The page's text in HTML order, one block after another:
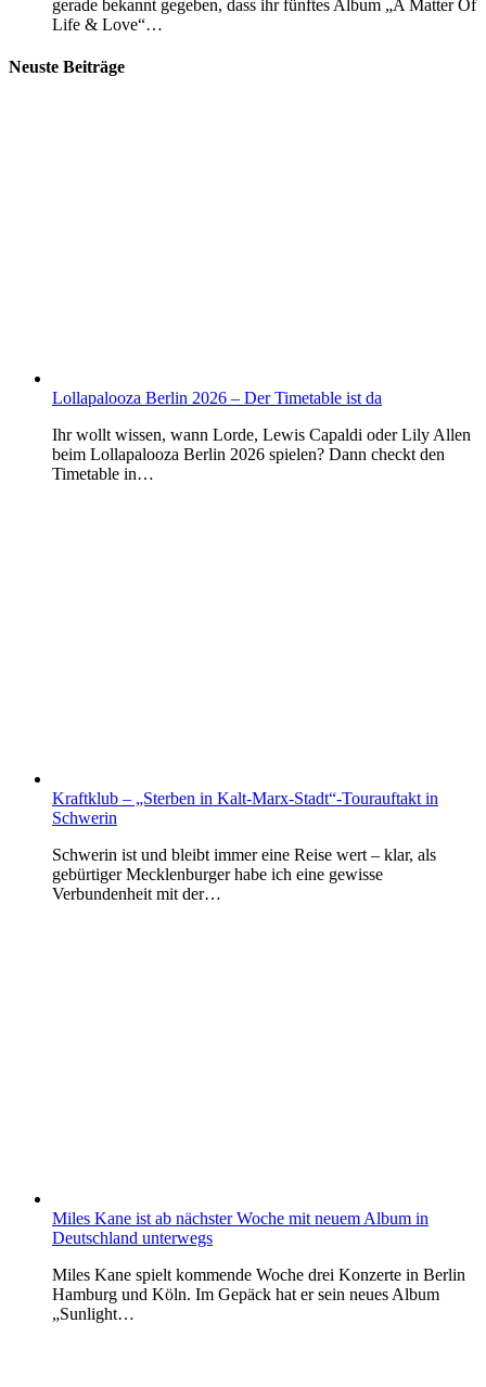
gerade bekannt gegeben, dass ihr fünftes Album „A Matter Of
Life & Love“…
Neuste Beiträge
Lollapalooza Berlin 2026 – Der Timetable ist da
Ihr wollt wissen, wann Lorde, Lewis Capaldi oder Lily Allen
beim Lollapalooza Berlin 2026 spielen? Dann checkt den
Timetable in…
Kraftklub – „Sterben in Kalt-Marx-Stadt“-Tourauftakt in
Schwerin
Schwerin ist und bleibt immer eine Reise wert – klar, als
gebürtiger Mecklenburger habe ich eine gewisse
Verbundenheit mit der…
Miles Kane ist ab nächster Woche mit neuem Album in
Deutschland unterwegs
Miles Kane spielt kommende Woche drei Konzerte in Berlin
Hamburg und Köln. Im Gepäck hat er sein neues Album
„Sunlight…